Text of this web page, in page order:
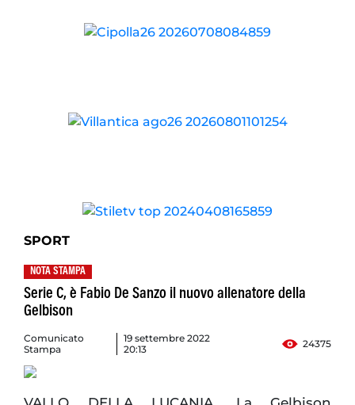
SPORT
NOTA STAMPA
Serie C, è Fabio De Sanzo il nuovo allenatore della
Gelbison
Comunicato
Stampa
19 settembre 2022
20:13
24375